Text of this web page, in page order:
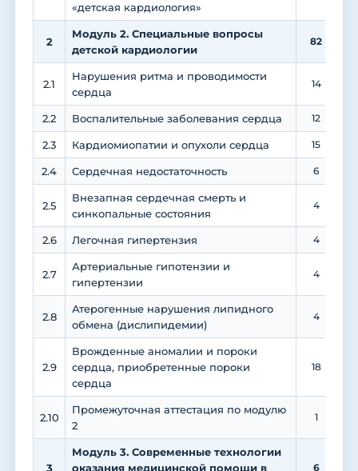
«детская кардиология»
2
Модуль 2. Специальные вопросы
детской кардиологии
82
2.1
Нарушения ритма и проводимости
сердца
14
2.2 Воспалительные заболевания сердца 12
2.3 Кардиомиопатии и опухоли сердца 15
2.4 Сердечная недостаточность 6
2.5
Внезапная сердечная смерть и
синкопальные состояния
4
2.6 Легочная гипертензия 4
2.7
Артериальные гипотензии и
гипертензии
4
2.8
Атерогенные нарушения липидного
обмена (дислипидемии)
4
2.9
Врожденные аномалии и пороки
сердца, приобретенные пороки
сердца
18
2.10
Промежуточная аттестация по модулю
2
1
3
Модуль 3. Современные технологии
оказания медицинской помощи в
6